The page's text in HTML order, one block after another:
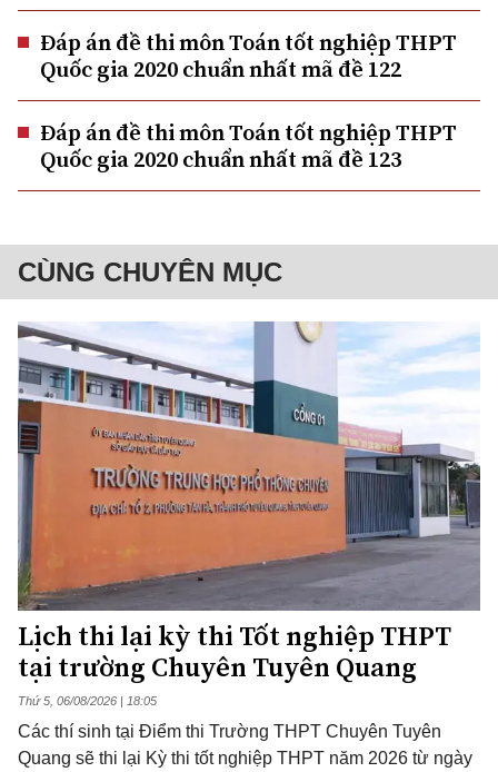
Đáp án đề thi môn Toán tốt nghiệp THPT
Quốc gia 2020 chuẩn nhất mã đề 122
Đáp án đề thi môn Toán tốt nghiệp THPT
Quốc gia 2020 chuẩn nhất mã đề 123
CÙNG CHUYÊN MỤC
Lịch thi lại kỳ thi Tốt nghiệp THPT
tại trường Chuyên Tuyên Quang
Thứ 5, 06/08/2026 | 18:05
Các thí sinh tại Điểm thi Trường THPT Chuyên Tuyên
Quang sẽ thi lại Kỳ thi tốt nghiệp THPT năm 2026 từ ngày